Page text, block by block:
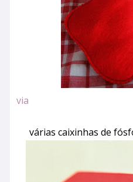
via
várias caixinhas de